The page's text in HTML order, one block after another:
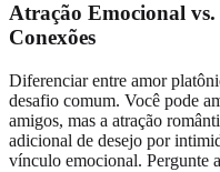
Atração Emocional
Conexões
Diferenciar entre amor
desafio comum. Você pode
amigos, mas a atração
adicional de desejo por
vínculo emocional. Pergunte